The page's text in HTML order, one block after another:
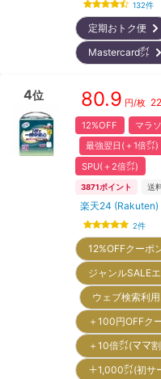
132件
定期おトク便
Mastercard㌽
4位 80.9 円/枚
12%OFF マラ
最強翌日(＋1倍㌽)
SPU(＋2倍㌽)
3871ポイント 送
楽天24 (Rakuten)
2件
12%OFFクーポ
ジャンルSALE
ウェブ検索利
＋100円OFFク
＋10倍㌽(ママ
＋1,000㌽(初